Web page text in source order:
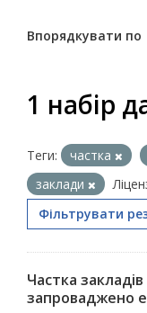
Впорядкувати по
1 набір
Теги: частка
заклади
Фільтрувати
Частка
запроваджено